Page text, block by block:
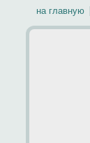
на главную